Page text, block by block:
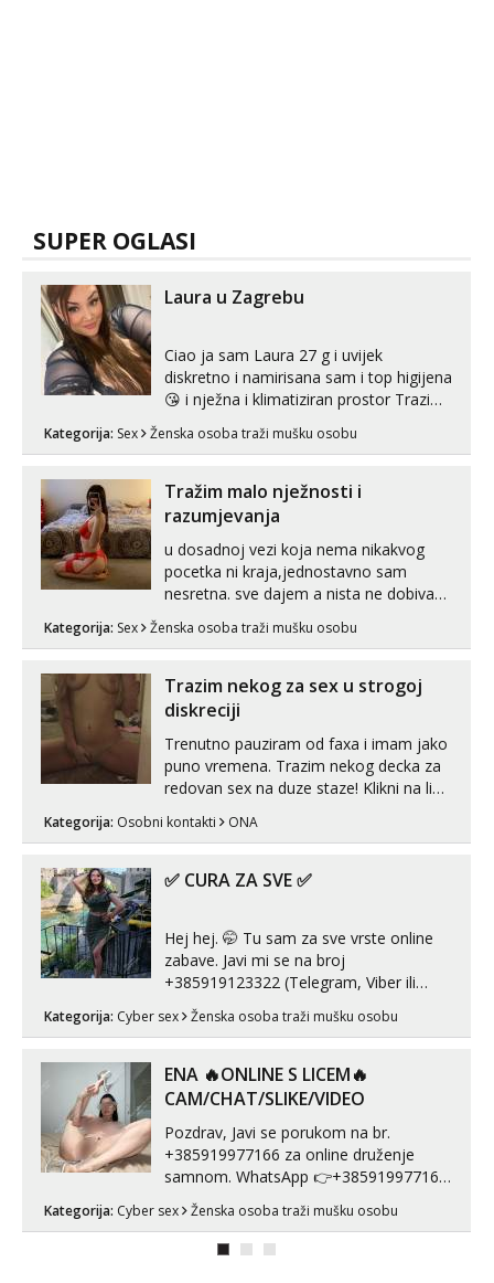
SUPER OGLASI
Laura u Zagrebu
Ciao ja sam Laura 27 g i uvijek
diskretno i namirisana sam i top higijena
😘 i nježna i klimatiziran prostor Trazim
Pusenje i gutanje sperme Erotsko rublje
tijelu Iskljucivo neradim analni !!! I
neljubim se Wha...
Kategorija: Sex Ženska osoba traži mušku osobu
Tražim malo nježnosti i
razumjevanja
u dosadnoj vezi koja nema nikakvog
pocetka ni kraja,jednostavno sam
nesretna. sve dajem a nista ne dobivam
zadovoljiti moje potrebe,ne trazim puno
volim njezan seks i njezne poljupce po
tijelu koji me jako pale,obozavam kad
Kategorija: Sex Ženska osoba traži mušku osobu
Trazim nekog za sex u strogoj
diskreciji
Trenutno pauziram od faxa i imam jako
puno vremena. Trazim nekog decka za
redovan sex na duze staze! Klikni na link
Kategorija: Osobni kontakti ONA
✅ CURA ZA SVE ✅
Hej hej. 🤭 Tu sam za sve vrste online
zabave. Javi mi se na broj
+385919123322 (Telegram, Viber ili
Whatsapp). 🤙 NE javljaj se na uzivo.
Hvala.
Kategorija: Cyber sex Ženska osoba traži mušku osobu
ENA 🔥ONLINE S LICEM🔥
CAM/CHAT/SLIKE/VIDEO
Pozdrav, Javi se porukom na br.
+385919977166 za online druženje
samnom. WhatsApp 👉+385919977166
Telegram 👉@enafriedrichkis Radim
videopozive s licem, solo i s partnerom,
kolegicama (Tina&Natali), razne
Kategorija: Cyber sex Ženska osoba traži mušku osobu